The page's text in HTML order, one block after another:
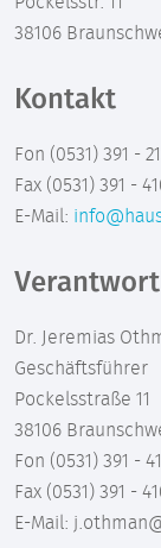
38106
Kontakt
Fon (0531) 391 -
Fax (0531) 391 -
E-Mail:
Dr. Jeremias
Geschäftsführer
Pockelsstraße 11
38106
Fon (0531) 391 -
Fax (0531) 391 -
E-Mail: